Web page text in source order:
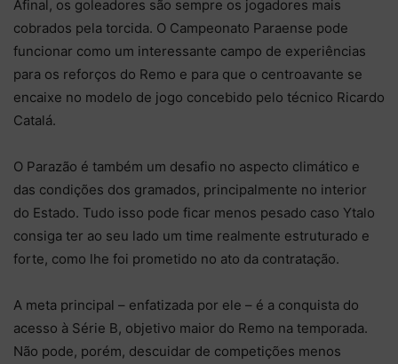
Afinal, os goleadores são sempre os jogadores mais
cobrados pela torcida. O Campeonato Paraense pode
funcionar como um interessante campo de experiências
para os reforços do Remo e para que o centroavante se
encaixe no modelo de jogo concebido pelo técnico Ricardo
Catalá.
O Parazão é também um desafio no aspecto climático e
das condições dos gramados, principalmente no interior
do Estado. Tudo isso pode ficar menos pesado caso Ytalo
consiga ter ao seu lado um time realmente estruturado e
forte, como lhe foi prometido no ato da contratação.
A meta principal – enfatizada por ele – é a conquista do
acesso à Série B, objetivo maior do Remo na temporada.
Não pode, porém, descuidar de competições menos